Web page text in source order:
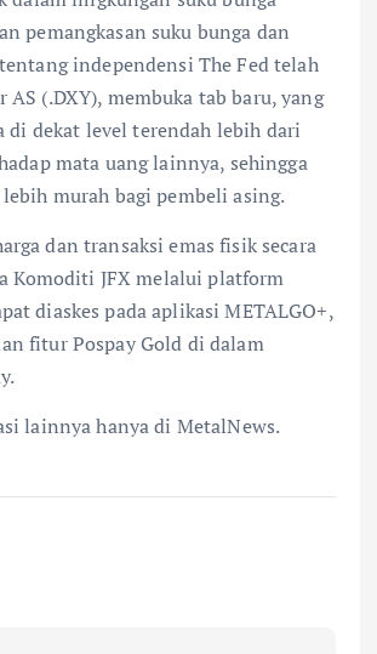
pemangkasan suku bunga dan
independensi The Fed telah
AS (.DXY), membuka tab baru, yang
di dekat level terendah lebih dari
mata uang lainnya, sehingga
murah bagi pembeli asing.
dan transaksi emas fisik secara
Komoditi JFX melalui platform
diaskes pada aplikasi METALGO+,
fitur Pospay Gold di dalam
lainnya hanya di MetalNews.